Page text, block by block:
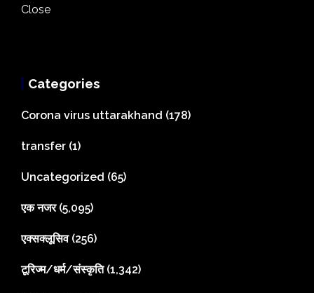
Close
Categories
Corona virus uttarakhand (178)
transfer (1)
Uncategorized (65)
एक नजर(5,095)
एक्सक्लूसिव(256)
टूरिज्म/धर्म/संस्कृति(1,342)